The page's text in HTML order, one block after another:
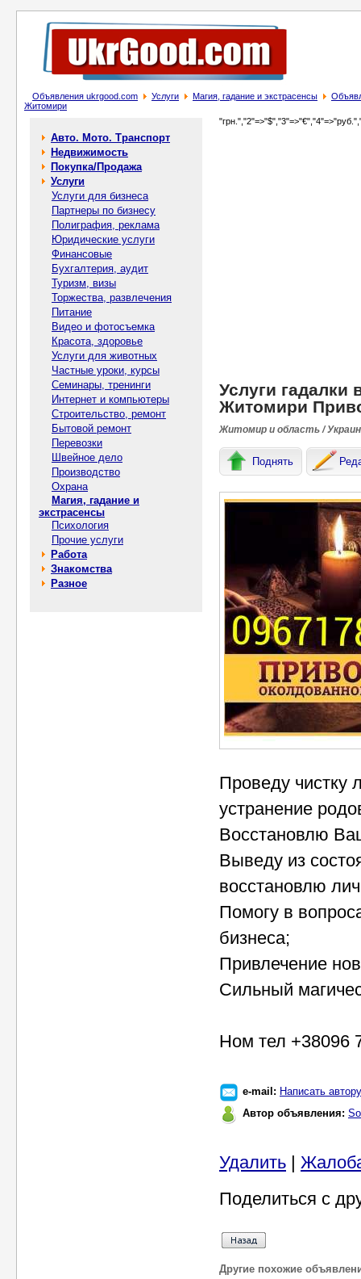
Объявления ukrgood.com Услуги Магия, гадание и экстрасенсы
Житомири
Авто. Мото. Транспорт
Недвижимость
Покупка/Продажа
Услуги
Услуги для бизнеса
Партнеры по бизнесу
Полиграфия, реклама
Юридические услуги
Финансовые
Бухгалтерия, аудит
Туризм, визы
Торжества, развлечения
Питание
Видео и фотосъемка
Красота, здоровье
Услуги для животных
Частные уроки, курсы
Семинары, тренинги
Интернет и компьютеры
Строительство, ремонт
Бытовой ремонт
Перевозки
Швейное дело
Производство
Охрана
Магия, гадание и
экстрасенсы
Психология
Прочие услуги
Работа
Знакомства
Разное
Услуги гадалки
Житомири
Житомир и область /
Поднять
Проведу чистку
устранение
Восстановлю
Выведу из
восстановлю
Помогу в
бизнеса;
Привлечение
Сильный
Ном тел +38096
e-mail: Написать автору
Автор объявления:
Удалить |
Поделиться с
Другие похожие